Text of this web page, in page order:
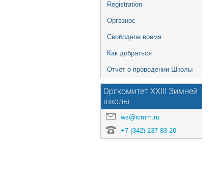
Registration
Оргвзнос
Свободное время
Как добраться
Отчёт о проведении Школы
Оргкомитет XXIII Зимней
школы
ws@icmm.ru
+7 (342) 237 83 20